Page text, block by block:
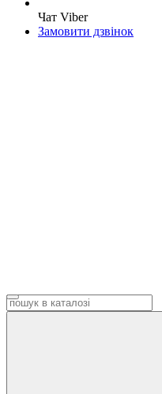
Чат Viber
Замовити дзвінок